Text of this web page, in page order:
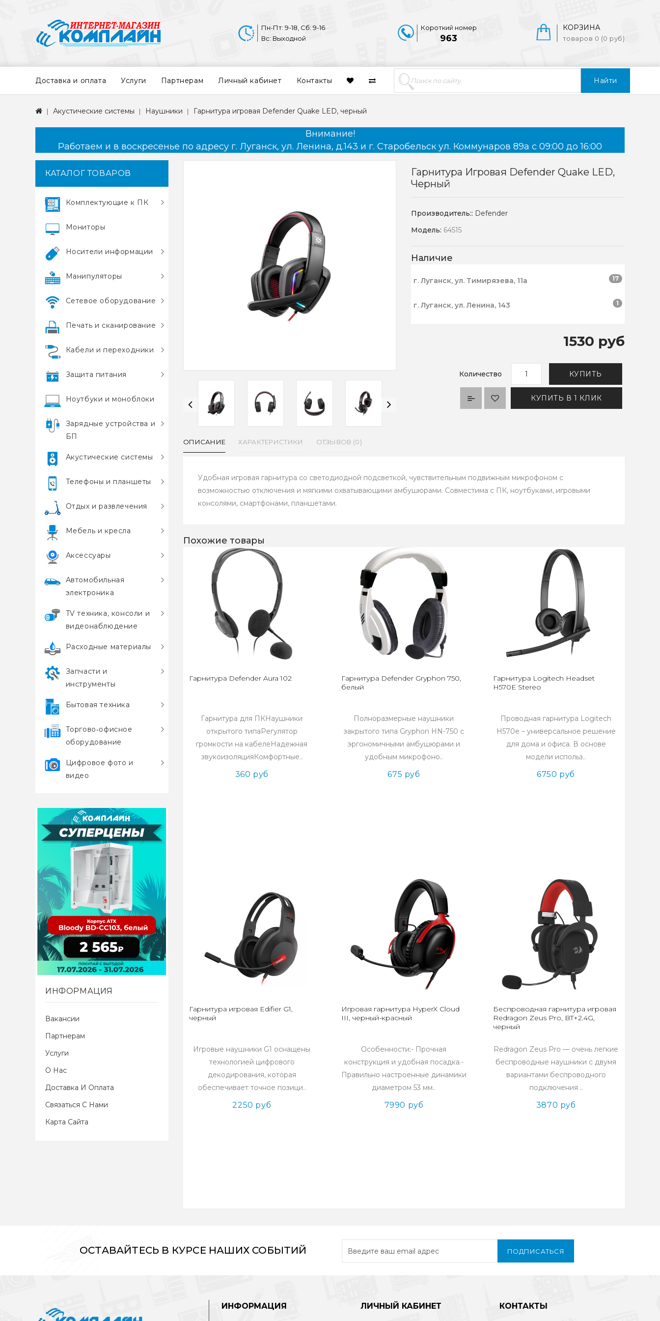
Найти
КОРЗИНА
товаров 0 (0 руб)
Короткий номер
963
Пн-Пт: 9-18, Сб: 9-16
Вс: Выходной
Доставка и оплата Услуги Партнерам Личный кабинет Контакты
Акустические системы Наушники Гарнитура игровая Defender Quake LED, черный
Внимание!
Работаем и в воскресенье по адресу г. Луганск, ул. Ленина, д.143 и г. Старобельск ул. Коммунаров 89а с 09:00 до 16:00
КАТАЛОГ ТОВАРОВ
Комплектующие к ПК
Мониторы
Носители информации
Манипуляторы
Сетевое оборудование
Печать и сканирование
Кабели и переходники
Защита питания
Ноутбуки и моноблоки
Зарядные устройства и
БП
Акустические системы
Телефоны и планшеты
Отдых и развлечения
Мебель и кресла
Аксессуары
Автомобильная
электроника
TV техника, консоли и
видеонаблюдение
Расходные материалы
Запчасти и
инструменты
Бытовая техника
Торгово‑офисное
оборудование
Цифровое фото и
видео
ИНФОРМАЦИЯ
Вакансии
Партнерам
Услуги
О Нас
Доставка И Оплата
Связаться С Нами
Карта Сайта
Гарнитура Игровая Defender Quake LED,
Черный
Производитель:: Defender
Модель: 64515
Наличие
г. Луганск, ул. Тимирязева, 11а 17
г. Луганск, ул. Ленина, 143 1
1530 руб
Количество КУПИТЬ
КУПИТЬ В 1 КЛИК
ОПИСАНИЕ ХАРАКТЕРИСТИКИ ОТЗЫВОВ (0)
Удобная игровая гарнитура со светодиодной подсветкой, чувствительным подвижным микрофоном с
возможностью отключения и мягкими охватывающими амбушюрами. Совместима с ПК, ноутбуками, игровыми
консолями, смартфонами, планшетами.
Похожие товары
Гарнитура Defender Aura 102
Гарнитура для ПКНаушники
открытого типаРегулятор
громкости на кабелеНадежная
звукоизоляцияКомфортные..
360 руб
Гарнитура Defender Gryphon 750,
белый
Полноразмерные наушники
закрытого типа Gryphon HN-750 с
эргономичными амбушюрами и
удобным микрофоно..
675 руб
Гарнитура Logitech Headset
H570E Stereo
Проводная гарнитура Logitech
H570e – универсальное решение
для дома и офиса. В основе
модели использ..
6750 руб
Гарнитура игровая Edifier G1,
черный
Игровые наушники G1 оснащены
технологией цифрового
декодирования, которая
обеспечивает точное позици..
2250 руб
Игровая гарнитура HyperX Cloud
III, черный-красный
Особенности:- Прочная
конструкция и удобная посадка.-
Правильно настроенные динамики
диаметром 53 мм..
7990 руб
Беспроводная гарнитура игровая
Redragon Zeus Pro, BT+2.4G,
черный
Redragon Zeus Pro — очень легкие
беспроводные наушники с двумя
вариантами беспроводного
подключения ..
3870 руб
ОСТАВАЙТЕСЬ В КУРСЕ НАШИХ СОБЫТИЙ ПОДПИСАТЬСЯ
ИНФОРМАЦИЯ ЛИЧНЫЙ КАБИНЕТ КОНТАКТЫ